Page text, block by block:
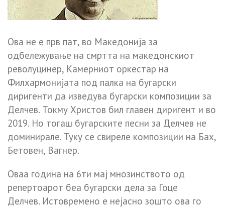
Ова не е прв пат, во Македонија за
одбележување на смртта на македонскиот
револуцинер, Камерниот оркестар на
Филхармонијата под палка на бугарски
диригенти да изведува бугарски композиции за
Делчев. Токму Христов бил главен диригент и во
2019. Но тогаш бугарските песни за Делчев не
доминирале. Туку се свиреле композиции на Бах,
Бетовен, Вагнер.
Оваа година на 6ти мај мнозинството од
репертоарот беа бугарски дела за Гоце
Делчев. Истовремено е нејасно зошто ова го